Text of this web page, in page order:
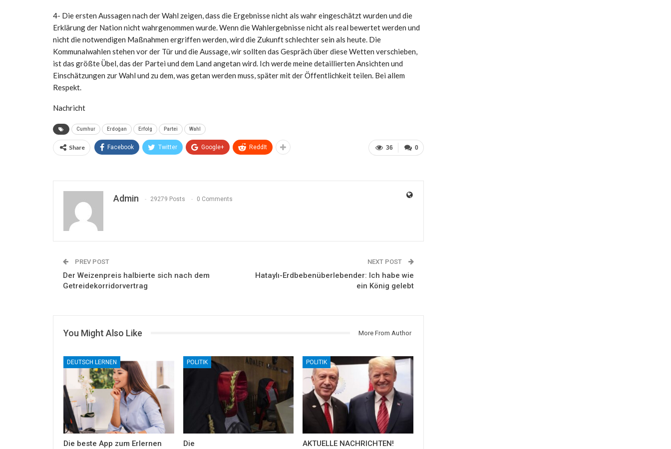
4- Die ersten Aussagen nach der Wahl zeigen, dass die Ergebnisse nicht als wahr eingeschätzt wurden und die
Erklärung der Nation nicht wahrgenommen wurde. Wenn die Wahlergebnisse nicht als real bewertet werden und
nicht die notwendigen Maßnahmen ergriffen werden, wird die Zukunft schlechter sein als heute. Die
Kommunalwahlen stehen vor der Tür und die Aussage, wir sollten das Gespräch über diese Wetten verschieben,
ist das größte Übel, das der Partei und dem Land angetan wird. Ich werde meine detaillierten Ansichten und
Einschätzungen zur Wahl und zu dem, was getan werden muss, später mit der Öffentlichkeit teilen. Bei allem
Respekt.
Nachricht
Cumhur Erdoğan Erfolg Partei Wahl
0
36
Share Facebook Twitter Google+ ReddIt
Admin 29279 Posts 0 Comments
PREV POST
Der Weizenpreis halbierte sich nach dem
Getreidekorridorvertrag
NEXT POST
Hataylı-Erdbebenüberlebender: Ich habe wie
ein König gelebt
You Might Also Like More From Author
DEUTSCH LERNEN
Die beste App zum Erlernen
POLITIK
Die
POLITIK
AKTUELLE NACHRICHTEN!